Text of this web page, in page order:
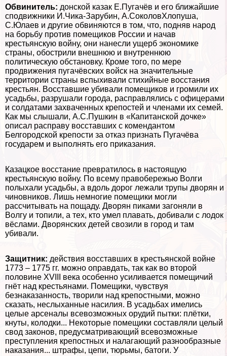
Обвинитель: донской казак Е.Пугачёв и его ближайшие
сподвижники И.Чика-Зарубин, А.СоколовХлопуша,
С.Юлаев и другие обвиняются в том, что, подняв народ
на борьбу против помещиков России и начав
крестьянскую войну, они нанесли ущерб экономике
страны, обострили внешнюю и внутреннюю
политическую обстановку. Кроме того, по мере
продвижения пугачёвских войск на значительные
территории страны вспыхивали стихийные восстания
крестьян. Восставшие убивали помещиков и громили их
усадьбы, разрушали города, расправлялись с офицерами
и солдатами захваченных крепостей и члeнами их семей.
Как мы слышали, А.С.Пушкин в «Капитанской дочке»
описал расправу восставших с комендантом
Белгородской крепости за отказ признать Пугачёва
государем и выполнять его приказания.
Казацкое восстание превратилось в настоящую
крестьянскую войну. По всему правобережью Волги
полыхали усадьбы, а вдоль дорог лежали трупы дворян и
чиновников. Лишь немногие помещики могли
рассчитывать на пощаду. Дворян пиками загоняли в
Волгу и топили, а тех, кто умел плавать, добивали с лодок
вёслами. Дворянских детей свозили в город и там
убивали.
Защитник: действия восставших в крестьянской войне
1773 – 1775 гг. можно оправдать, так как во второй
половине XVIII века особенно усиливается помещичий
гнёт над крестьянами. Помещики, чувствуя
безнаказанность, творили над крепостными, можно
сказать, неслыханные насилия. В усадьбах имелись
целые арсеналы всевозможных орудий пытки: плётки,
кнуты, колодки... Некоторые помещики составляли целый
свод законов, предусматривающий всевозможные
преступления крепостных и налагающий разнообразные
наказания... штрафы, цепи, тюрьмы, батоги. У